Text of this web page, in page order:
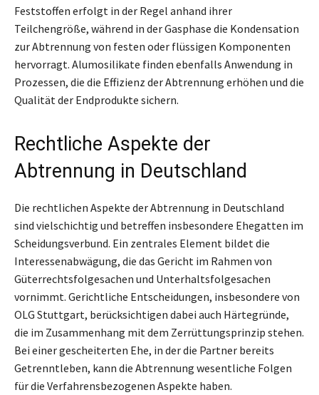
Feststoffen erfolgt in der Regel anhand ihrer
Teilchengröße, während in der Gasphase die Kondensation
zur Abtrennung von festen oder flüssigen Komponenten
hervorragt. Alumosilikate finden ebenfalls Anwendung in
Prozessen, die die Effizienz der Abtrennung erhöhen und die
Qualität der Endprodukte sichern.
Rechtliche Aspekte der
Abtrennung in Deutschland
Die rechtlichen Aspekte der Abtrennung in Deutschland
sind vielschichtig und betreffen insbesondere Ehegatten im
Scheidungsverbund. Ein zentrales Element bildet die
Interessenabwägung, die das Gericht im Rahmen von
Güterrechtsfolgesachen und Unterhaltsfolgesachen
vornimmt. Gerichtliche Entscheidungen, insbesondere von
OLG Stuttgart, berücksichtigen dabei auch Härtegründe,
die im Zusammenhang mit dem Zerrüttungsprinzip stehen.
Bei einer gescheiterten Ehe, in der die Partner bereits
Getrenntleben, kann die Abtrennung wesentliche Folgen
für die Verfahrensbezogenen Aspekte haben.